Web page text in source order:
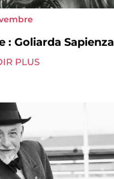
: Goliarda Sapienza
PLUS